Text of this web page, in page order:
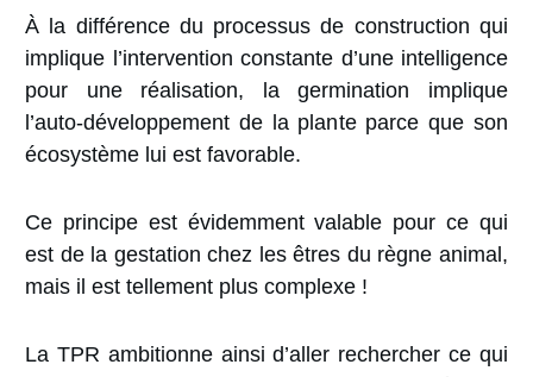
À la différence du processus de construction qui
implique l’intervention constante d’une intelligence
pour une réalisation, la germination implique
l’auto-développement de la plante parce que son
écosystème lui est favorable.
Ce principe est évidemment valable pour ce qui
est de la gestation chez les êtres du règne animal,
mais il est tellement plus complexe !
La TPR ambitionne ainsi d’aller rechercher ce qui